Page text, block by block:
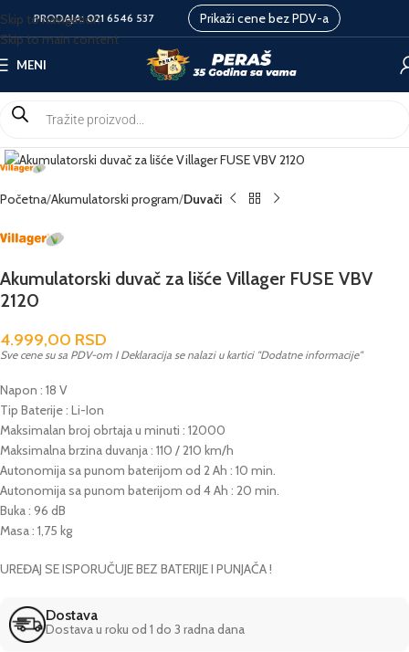
Skip to navigation
Skip to main content
PRODAJA:021 6546 537 Prikaži cene bez PDV-a
MENI
Početna Akumulatorski program Duvači
Akumulatorski duvač za lišće Villager FUSE VBV
2120
4.999,00 RSD
Sve cene su sa PDV-om I Deklaracija se nalazi u kartici "Dodatne informacije"
Napon : 18 V
Tip Baterije : Li-Ion
Maksimalan broj obrtaja u minuti : 12000
Maksimalna brzina duvanja : 110 / 210 km/h
Autonomija sa punom baterijom od 2 Ah : 10 min.
Autonomija sa punom baterijom od 4 Ah : 20 min.
Buka : 96 dB
Masa : 1,75 kg
UREĐAJ SE ISPORUČUJE BEZ BATERIJE I PUNJAČA !
Dostava
Dostava u roku od 1 do 3 radna dana